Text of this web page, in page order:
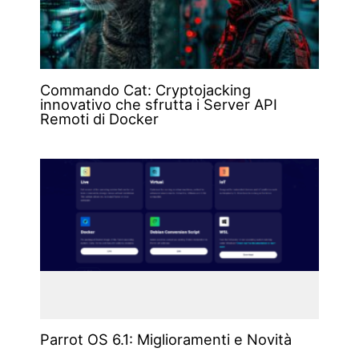
Commando Cat: Cryptojacking
innovativo che sfrutta i Server API
Remoti di Docker
Parrot OS 6.1: Miglioramenti e Novità